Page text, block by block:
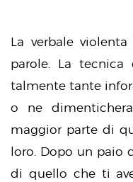
La verbale
parole. La
talmente tante
o ne
maggior parte di
loro. Dopo un paio
di quello che ti